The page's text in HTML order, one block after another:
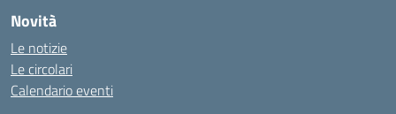
Novità
Le notizie
Le circolari
Calendario eventi